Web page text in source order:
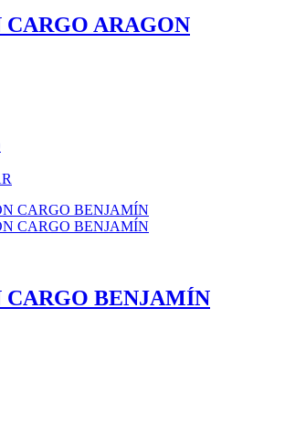
CARGO ARAGON
CARGO BENJAMÍN